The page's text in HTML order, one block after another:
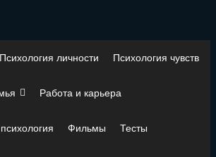
Психология личности Психология чувств
Работа и карьера
Фильмы Тесты